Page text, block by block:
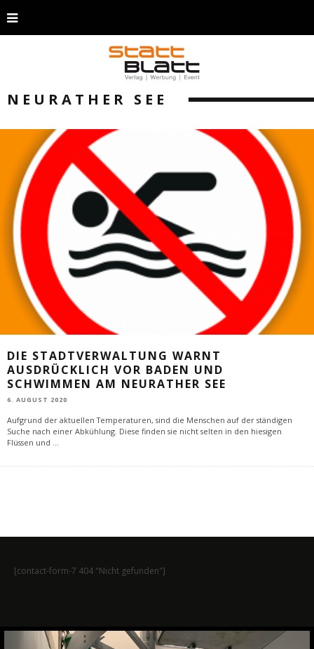
NEURATHER SEE
DIE STADTVERWALTUNG WARNT
AUSDRÜCKLICH VOR BADEN UND
SCHWIMMEN AM NEURATHER SEE
6. AUGUST 2020
Aufgrund der aktuellen Temperaturen, sind die Menschen auf der ständigen
Suche nach einer Abkühlung. Diese finden sie nicht selten in den hiesigen
Flüssen und ...
[contact-form-7 404 "Nicht gefunden"]